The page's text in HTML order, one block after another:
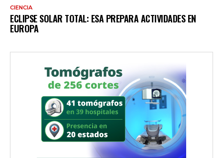
CIENCIA
ECLIPSE SOLAR TOTAL: ESA PREPARA ACTIVIDADES EN
EUROPA